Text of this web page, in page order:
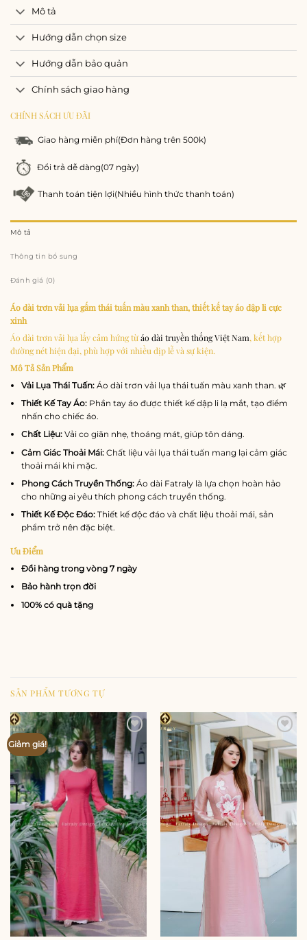
Mô tả
Hướng dẫn chọn size
Hướng dẫn bảo quản
Chính sách giao hàng
CHÍNH SÁCH ƯU ĐÃI
Giao hàng miễn phí(Đơn hàng trên 500k)
Đổi trả dễ dàng(07 ngày)
Thanh toán tiện lợi(Nhiều hình thức thanh toán)
Mô tả
Thông tin bổ sung
Đánh giá (0)
Áo dài trơn vải lụa gấm thái tuấn màu xanh than, thiết kế tay áo dập li cực
xinh
Áo dài trơn vải lụa lấy cảm hứng từáo dài truyền thống Việt Nam, kết hợp
đường nét hiện đại, phù hợp với nhiều dịp lễ và sự kiện.
Mô Tả Sản Phẩm
Vải Lụa Thái Tuấn:Áo dài trơn vải lụa thái tuấn màu xanh than. 🌿
Thiết Kế Tay Áo:Phần tay áo được thiết kế dập li lạ mắt, tạo điểm
nhấn cho chiếc áo.
Chất Liệu:Vải co giãn nhẹ, thoáng mát, giúp tôn dáng.
Cảm Giác Thoải Mái:Chất liệu vải lụa thái tuấn mang lại cảm giác
thoải mái khi mặc.
Phong Cách Truyền Thống:Áo dài Fatraly là lựa chọn hoàn hảo
cho những ai yêu thích phong cách truyền thống.
Thiết Kế Độc Đáo:Thiết kế độc đáo và chất liệu thoải mái, sản
phẩm trở nên đặc biệt.
Ưu Điểm
Đổi hàng trong vòng 7 ngày
Bảo hành trọn đời
100% có quà tặng
SẢN PHẨM TƯƠNG TỰ
Giảm giá!
Add to
wishlist
Add to
wishlist